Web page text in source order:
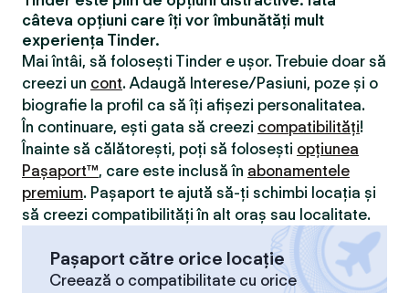
câteva opțiuni care îți vor îmbunătăți mult
experiența Tinder.
Mai întâi, să folosești Tinder e ușor. Trebuie doar să
creezi un cont. Adaugă Interese/Pasiuni, poze și o
biografie la profil ca să îți afișezi personalitatea.
În continuare, ești gata să creezi compatibilităţi!
Înainte să călătorești, poți să folosești opțiunea
Pașaport™, care este inclusă în abonamentele
premium. Pașaport te ajută să-ți schimbi locația și
să creezi compatibilităţi în alt oraș sau localitate.
Pașaport către orice locație
Creează o compatibilitate cu orice